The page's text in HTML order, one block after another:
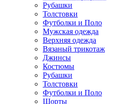
Рубашки
Толстовки
Футболки и Поло
Мужская одежда
Верхняя одежда
Вязаный трикотаж
Джинсы
Костюмы
Рубашки
Толстовки
Футболки и Поло
Шорты